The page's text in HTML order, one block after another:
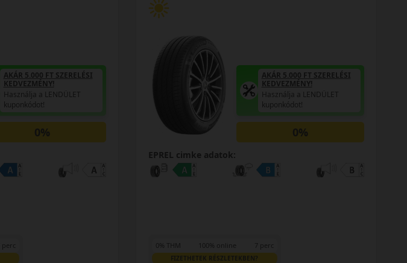
AKÁR 5.000 FT SZERELÉSI
KEDVEZMÉNY!
Használja a LENDÜLET
kuponkódot!
0%
7 perc
AKÁR 5.000 FT SZERELÉSI
KEDVEZMÉNY!
Használja a LENDÜLET
kuponkódot!
0%
EPREL cimke adatok:
0% THM 100% online 7 perc
FIZETHETEK RÉSZLETEKBEN?